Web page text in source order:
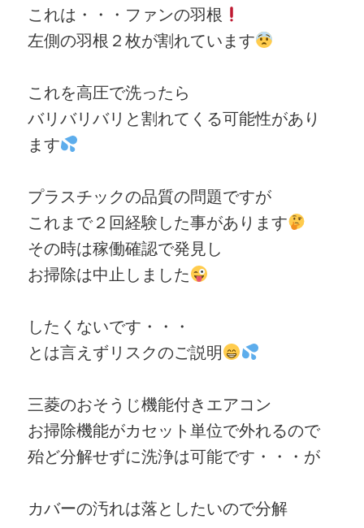
これは・・・ファンの羽根
左側の羽根２枚が割れています
これを高圧で洗ったら
バリバリバリと割れてくる可能性があり
ます
プラスチックの品質の問題ですが
これまで２回経験した事があります
その時は稼働確認で発見し
お掃除は中止しました
したくないです・・・
とは言えずリスクのご説明
三菱のおそうじ機能付きエアコン
お掃除機能がカセット単位で外れるので
殆ど分解せずに洗浄は可能です・・・が
カバーの汚れは落としたいので分解